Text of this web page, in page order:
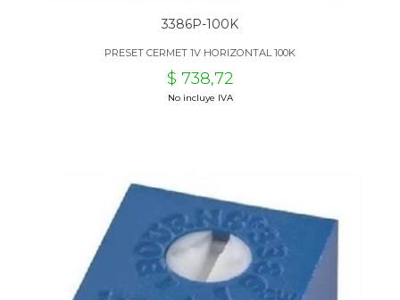
3386P-100K
PRESET CERMET 1V HORIZONTAL 100K
$ 738,72
No incluye IVA